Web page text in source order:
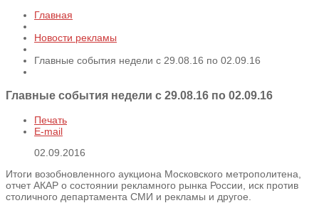
Главная
Новости рекламы
Главные события недели с 29.08.16 по 02.09.16
Главные события недели с 29.08.16 по 02.09.16
Печать
E-mail
02.09.2016
Итоги возобновленного аукциона Московского метрополитена,
отчет АКАР о состоянии рекламного рынка России, иск против
столичного департамента СМИ и рекламы и другое.